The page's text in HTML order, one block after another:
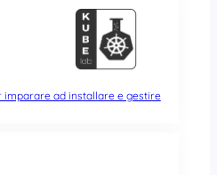
imparare ad installare e gestire